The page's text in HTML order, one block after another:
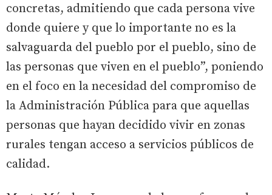
concretas, admitiendo que cada persona vive
donde quiere y que lo importante no es la
salvaguarda del pueblo por el pueblo, sino de
las personas que viven en el pueblo”, poniendo
en el foco en la necesidad del compromiso de
la Administración Pública para que aquellas
personas que hayan decidido vivir en zonas
rurales tengan acceso a servicios públicos de
calidad.